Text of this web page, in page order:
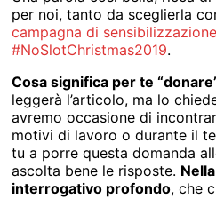
per noi, tanto da sceglierla
campagna di
#NoSlotChristmas2019.
Cosa significa per te
leggerà l’articolo, ma lo
avremo occasione di
motivi di lavoro o durante il
tu a porre questa domanda
ascolta bene le risposte.
interrogativo profondo, che